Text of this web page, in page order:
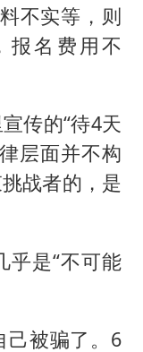
不实等，则
报名费用不
传的“待4天
层面并不构
战者的，是
乎是“不可能
己被骗了。6